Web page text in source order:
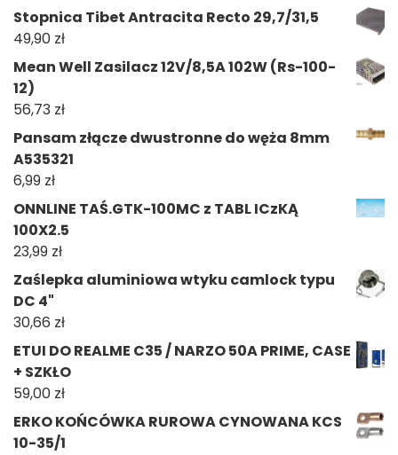
Stopnica Tibet Antracita Recto 29,7/31,5
49,90 zł
Mean Well Zasilacz 12V/8,5A 102W (Rs-100-
12)
56,73 zł
Pansam złącze dwustronne do węża 8mm
A535321
6,99 zł
ONNLINE TAŚ.GTK-100MC z TABL ICzKĄ
100X2.5
23,99 zł
Zaślepka aluminiowa wtyku camlock typu
DC 4"
30,66 zł
ETUI DO REALME C35 / NARZO 50A PRIME, CASE
+ SZKŁO
59,00 zł
ERKO KOŃCÓWKA RUROWA CYNOWANA KCS
10-35/1